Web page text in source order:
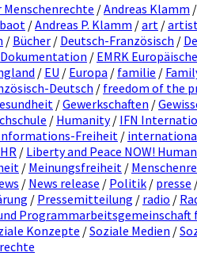
/Andreas Klamm /
/Andreas P. Klamm /art /
/ Bücher / Deutsch-Französisch /
Dokumentation / EMRK Europäische
/ EU / Europa / familie /
Deutsch / freedom of the
/Gewerkschaften /
/ Humanity/ IFN
Freiheit/
/ Liberty and Peace NOW!
/ Meinungsfreiheit /
/ News release / Politik / presse
/ Pressemitteilung / radio /
Programmarbeitsgemeinschaft
Konzepte /Soziale Medien /